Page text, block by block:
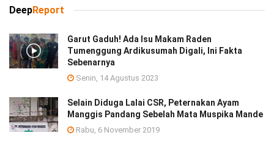
DeepReport
Garut Gaduh! Ada Isu Makam Raden
Tumenggung Ardikusumah Digali, Ini Fakta
Sebenarnya
Senin, 14 Agustus 2023
Selain Diduga Lalai CSR, Peternakan Ayam
Manggis Pandang Sebelah Mata Muspika Mande
Rabu, 6 November 2019